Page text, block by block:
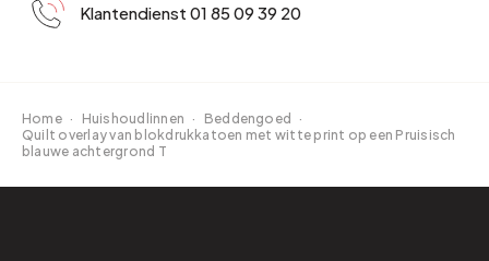
Klantendienst 01 85 09 39 20
Home · Huishoudlinnen · Beddengoed
·
Quilt overlay van blokdrukkatoen met witte print op een Pruisisch
blauwe achtergrond T